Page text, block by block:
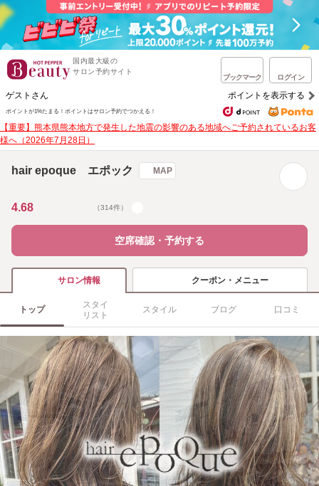
国内最大級の
サロン予約サイト
ブックマーク ログイン
ゲストさん ポイントを表示する
ポイントが1%たまる！ ポイントはサロン予約でつかえる！
【重要】熊本県熊本地方で発生した地震の影響のある地域へご予約されているお客
様へ（2026年7月28日）
hair epoque エポック MAP
4.68 （314件）
空席確認・予約する
サロン情報 クーポン・メニュー
トップ
スタイ
リスト
スタイル ブログ 口コミ